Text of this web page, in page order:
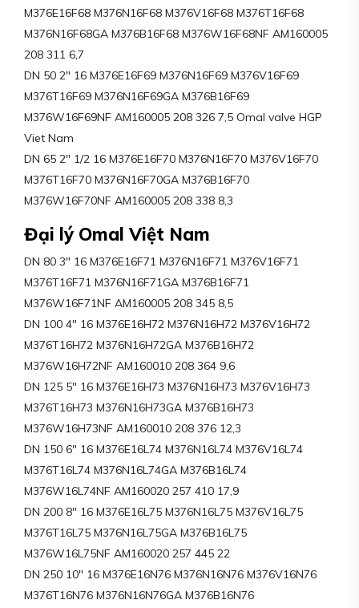
M376E16F68 M376N16F68 M376V16F68 M376T16F68
M376N16F68GA M376B16F68 M376W16F68NF AM160005
208 311 6,7
DN 50 2″ 16 M376E16F69 M376N16F69 M376V16F69
M376T16F69 M376N16F69GA M376B16F69
M376W16F69NF AM160005 208 326 7,5 Omal valve HGP
Viet Nam
DN 65 2″ 1/2 16 M376E16F70 M376N16F70 M376V16F70
M376T16F70 M376N16F70GA M376B16F70
M376W16F70NF AM160005 208 338 8,3
Đại lý Omal Việt Nam
DN 80 3″ 16 M376E16F71 M376N16F71 M376V16F71
M376T16F71 M376N16F71GA M376B16F71
M376W16F71NF AM160005 208 345 8,5
DN 100 4″ 16 M376E16H72 M376N16H72 M376V16H72
M376T16H72 M376N16H72GA M376B16H72
M376W16H72NF AM160010 208 364 9,6
DN 125 5″ 16 M376E16H73 M376N16H73 M376V16H73
M376T16H73 M376N16H73GA M376B16H73
M376W16H73NF AM160010 208 376 12,3
DN 150 6″ 16 M376E16L74 M376N16L74 M376V16L74
M376T16L74 M376N16L74GA M376B16L74
M376W16L74NF AM160020 257 410 17,9
DN 200 8″ 16 M376E16L75 M376N16L75 M376V16L75
M376T16L75 M376N16L75GA M376B16L75
M376W16L75NF AM160020 257 445 22
DN 250 10″ 16 M376E16N76 M376N16N76 M376V16N76
M376T16N76 M376N16N76GA M376B16N76